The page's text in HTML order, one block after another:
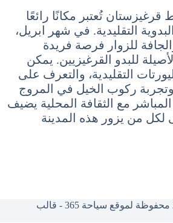
تُعتبر مكانًا رائعًا
التقليدية. في شهر ابريل،
والجافة للزوار فرصة فريدة
للبدو القرغيزيين. يمكن
التقليدية، والتعرف على
وتجربة ركوب الخيل في المروج
المباشر مع الثقافة المحلية يضيف
لكل من يزور هذه المدينة
حقوق النشر © لعام 2026 محفوظة لموقع سياحة 365 - قالب